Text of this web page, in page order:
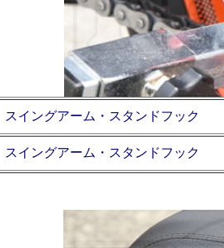
スイングアーム・スタンドフック
スイングアーム・スタンドフック